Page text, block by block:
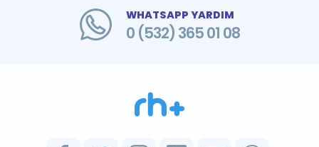
WHATSAPP YARDIM
0 (532) 365 01 08